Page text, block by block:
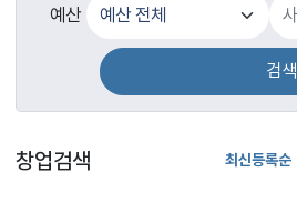
예산
검색
창업검색 최신등록순